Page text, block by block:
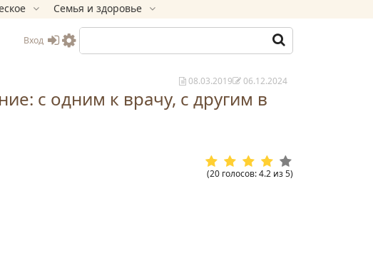
Семья и здоровье
Вход
08.03.2019 06.12.2024
с одним к врачу, с другим в
(20 голосов:4.2 из5)